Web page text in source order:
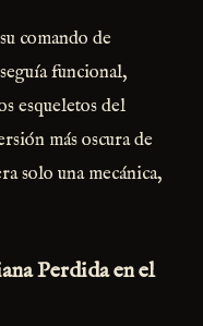
comando de
funcional,
esqueletos del
más oscura de
solo una mecánica,
Perdida en el